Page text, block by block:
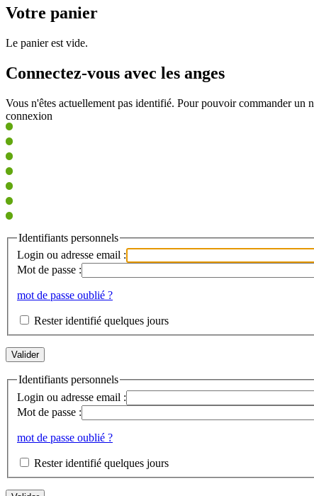
Votre panier
Le panier est vide.
Connectez-vous avec les anges
Vous n'êtes actuellement pas identifié. Pour pouvoir commander un
connexion
Identifiants personnels
Login ou adresse email :
Mot de passe :
mot de passe oublié ?
Rester identifié quelques jours
Identifiants personnels
Login ou adresse email :
Mot de passe :
mot de passe oublié ?
Rester identifié quelques jours